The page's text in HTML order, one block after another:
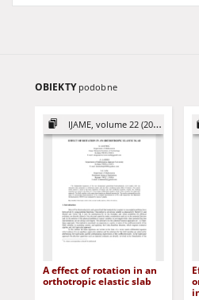
OBIEKTY podobne
IJAME, volume 22 (2017)
A effect of rotation in an
orthotropic elastic slab